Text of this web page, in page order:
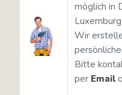
möglich in
Wir
Bitte
per Email